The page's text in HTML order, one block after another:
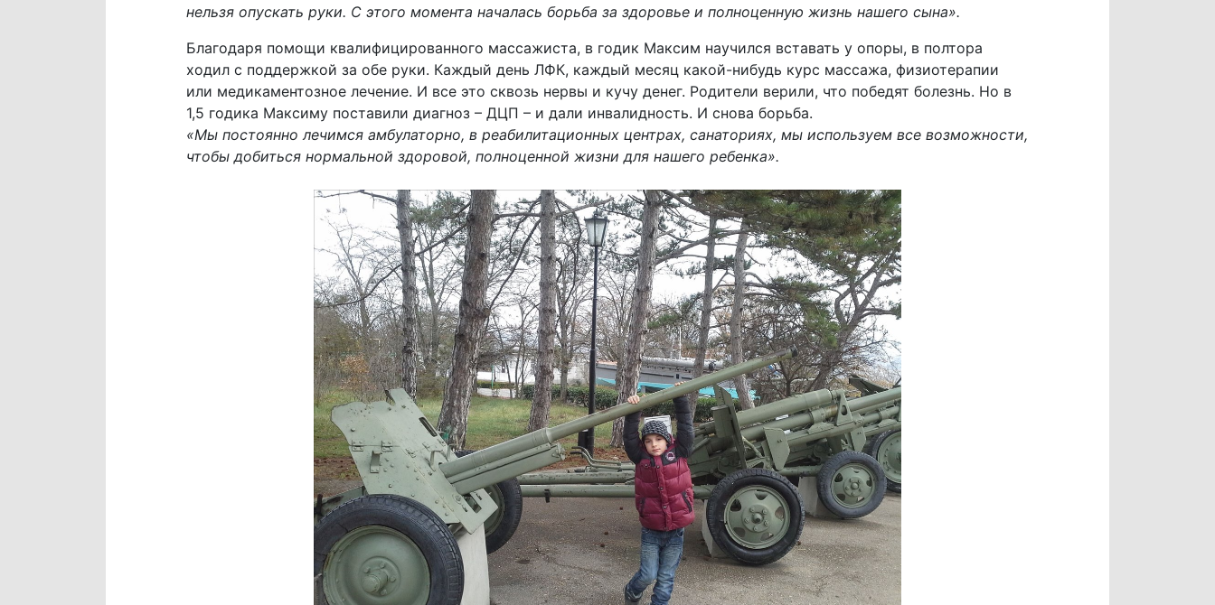
нельзя опускать руки. С этого момента началась борьба за здоровье и полноценную жизнь нашего сына».
Благодаря помощи квалифицированного массажиста, в годик Максим научился вставать у опоры, в полтора
ходил с поддержкой за обе руки. Каждый день ЛФК, каждый месяц какой-нибудь курс массажа, физиотерапии
или медикаментозное лечение. И все это сквозь нервы и кучу денег. Родители верили, что победят болезнь. Но в
1,5 годика Максиму поставили диагноз – ДЦП – и дали инвалидность. И снова борьба.
«Мы постоянно лечимся амбулаторно, в реабилитационных центрах, санаториях, мы используем все возможности,
чтобы добиться нормальной здоровой, полноценной жизни для нашего ребенка».